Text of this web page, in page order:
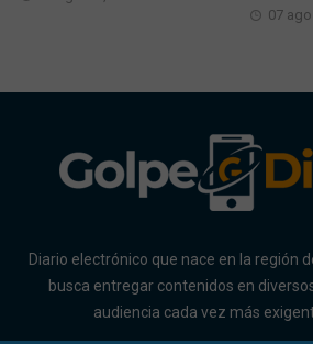
07
Diario electrónico que nace en la región
busca entregar contenidos en
audiencia cada vez más